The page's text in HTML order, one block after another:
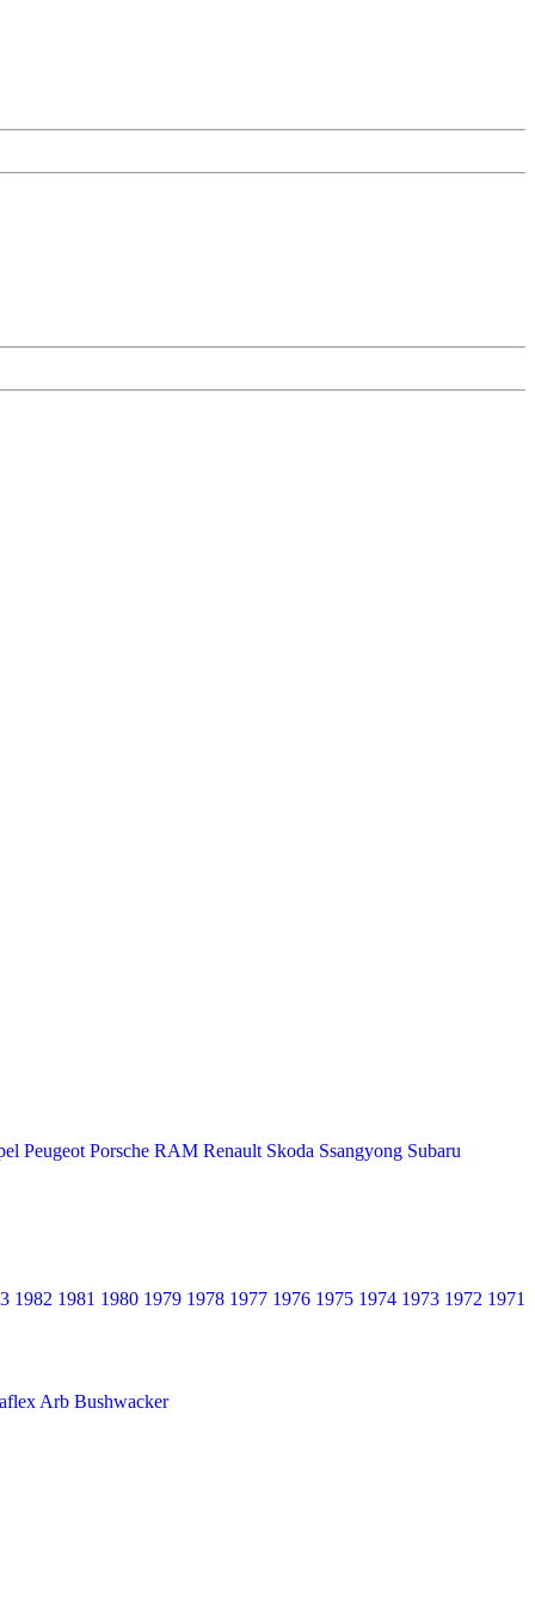
Peugeot Porsche RAM Renault Skoda Ssangyong Subaru
1982 1981 1980 1979 1978 1977 1976 1975 1974 1973 1972 1971
Arb Bushwacker